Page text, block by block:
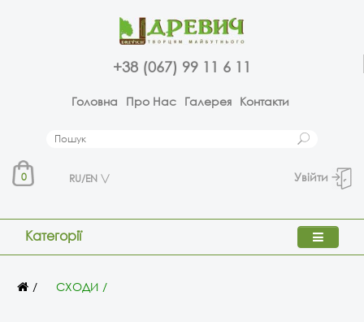
+38 (067) 99 11 6 11
Головна Про Нас Галерея Контакти
0 RU/EN Увійти
Категорії
СХОДИ